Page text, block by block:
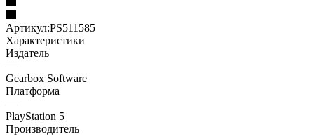
Артикул:PS511585
Характеристики
Издатель
—
Gearbox Software
Платформа
—
PlayStation 5
Производитель